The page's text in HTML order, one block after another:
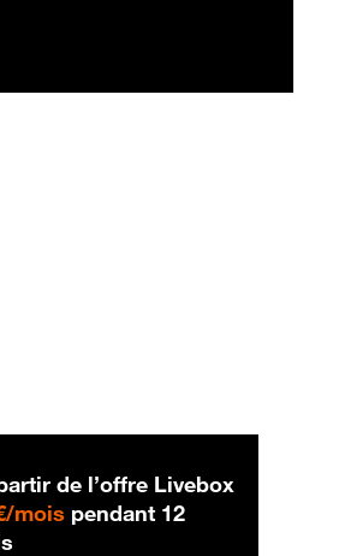
de l’offre Livebox
mois 29,99 € par mois
pendant 12